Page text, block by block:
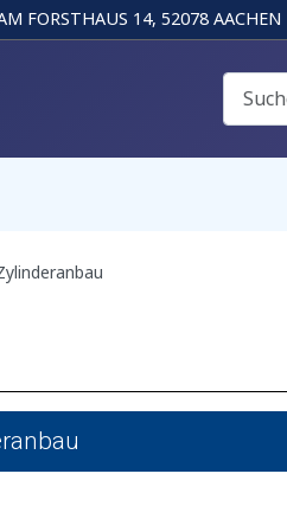
FORSTHAUS 14, 52078 AACHEN
Suchen